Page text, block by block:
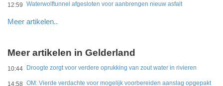
12:59 Waterwolftunnel afgesloten voor aanbrengen nieuw asfalt
Meer artikelen..
Meer artikelen in Gelderland
10:44 Droogte zorgt voor verdere oprukking van zout water in rivieren
14:58 OM: Vierde verdachte voor mogelijk voorbereiden aanslag opgepakt